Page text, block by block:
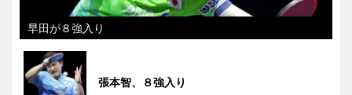
早田が８強入り
張本智、８強入り